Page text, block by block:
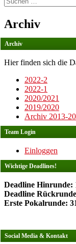
nach:
Archiv
Archiv
Hier finden sich die
2022-2
2022-1
2020/2021
2019/2020
Archiv 2013-
Team Login
Einloggen
Wichtige Deadlines!
Deadline Hinrunde:
Deadline
Erste Pokalrunde:
Social Media & Kontakt